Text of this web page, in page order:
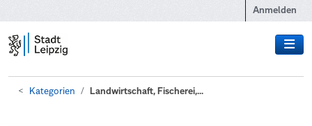
Anmelden
Kategorien Landwirtschaft, Fischerei,...